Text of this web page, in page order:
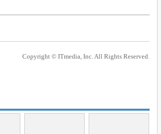
Copyright © ITmedia, Inc. All Rights Reserved.